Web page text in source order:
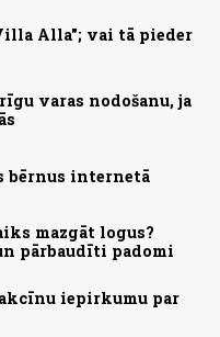
Alla"; vai tā pieder
varas nodošanu, ja
internetā
mazgāt logus?
pārbaudīti padomi
iepirkumu par